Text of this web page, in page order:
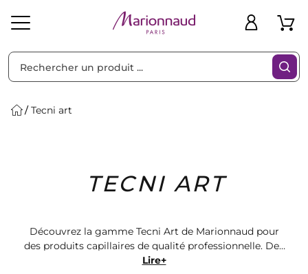
Homme Marques Idées
Cadeaux
Tecni art
TECNI ART
Découvrez la gamme Tecni Art de Marionnaud pour
des produits capillaires de qualité professionnelle. Des
sprays aux gels, trouvez le produit parfait pour
Lire+
Filtres